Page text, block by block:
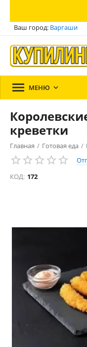
Ваш город: Варгаши
 МЕНЮ 
креветки
Главная / Готовая еда /
Блюда из
КОД: 172